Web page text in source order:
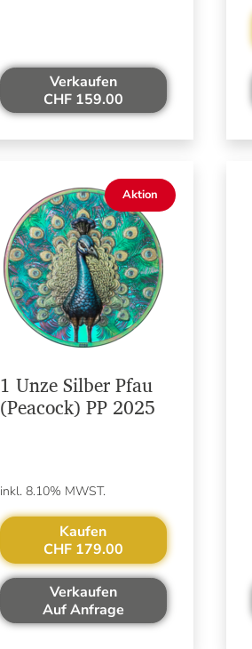
Verkaufen
CHF 159.00
Aktion
1 Unze Silber Pfau
(Peacock) PP 2025
inkl. 8.10% MWST.
Kaufen
CHF 179.00
Verkaufen
Auf Anfrage